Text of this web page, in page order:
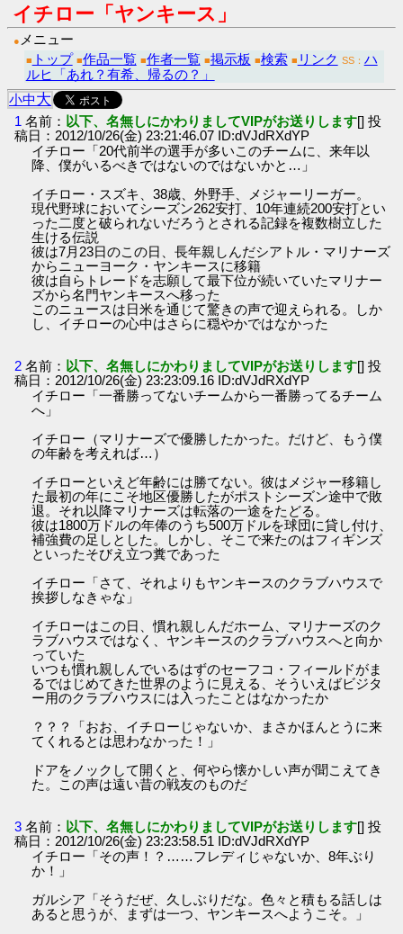
イチロー「ヤンキース」
● メニュー
■ トップ ■作品一覧 ■作者一覧 ■掲示板 ■検索 ■ リンク SS： ハ
ルヒ「あれ？有希、帰るの？」
小中大
1 名前： 以下、名無しにかわりましてVIPがお送りします[] 投
稿日：2012/10/26(金) 23:21:46.07 ID:dVJdRXdYP
イチロー「20代前半の選手が多いこのチームに、来年以
降、僕がいるべきではないのではないかと…」
イチロー・スズキ、38歳、外野手、メジャーリーガー。
現代野球においてシーズン262安打、10年連続200安打とい
った二度と破られないだろうとされる記録を複数樹立した
生ける伝説
彼は7月23日のこの日、長年親しんだシアトル・マリナーズ
からニューヨーク・ヤンキースに移籍
彼は自らトレードを志願して最下位が続いていたマリナー
ズから名門ヤンキースへ移った
このニュースは日米を通じて驚きの声で迎えられる。しか
し、イチローの心中はさらに穏やかではなかった
2 名前： 以下、名無しにかわりましてVIPがお送りします[] 投
稿日：2012/10/26(金) 23:23:09.16 ID:dVJdRXdYP
イチロー「一番勝ってないチームから一番勝ってるチーム
へ」
イチロー（マリナーズで優勝したかった。だけど、もう僕
の年齢を考えれば…）
イチローといえど年齢には勝てない。彼はメジャー移籍し
た最初の年にこそ地区優勝したがポストシーズン途中で敗
退。それ以降マリナーズは転落の一途をたどる。
彼は1800万ドルの年俸のうち500万ドルを球団に貸し付け、
補強費の足しとした。しかし、そこで来たのはフィギンズ
といったそびえ立つ糞であった
イチロー「さて、それよりもヤンキースのクラブハウスで
挨拶しなきゃな」
イチローはこの日、慣れ親しんだホーム、マリナーズのク
ラブハウスではなく、ヤンキースのクラブハウスへと向か
っていた
いつも慣れ親しんでいるはずのセーフコ・フィールドがま
るではじめてきた世界のように見える、そういえばビジタ
ー用のクラブハウスには入ったことはなかったか
？？？「おお、イチローじゃないか、まさかほんとうに来
てくれるとは思わなかった！」
ドアをノックして開くと、何やら懐かしい声が聞こえてき
た。この声は遠い昔の戦友のものだ
3 名前： 以下、名無しにかわりましてVIPがお送りします[] 投
稿日：2012/10/26(金) 23:23:58.51 ID:dVJdRXdYP
イチロー「その声！？……フレディじゃないか、8年ぶり
か！」
ガルシア「そうだぜ、久しぶりだな。色々と積もる話しは
あると思うが、まずは一つ、ヤンキースへようこそ。」